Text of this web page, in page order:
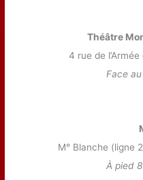
Théâtre
4 rue de
Face
M° Blanche (ligne
À pied